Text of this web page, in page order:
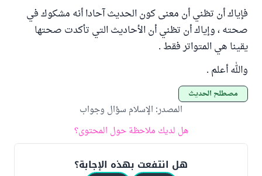
فإياك أن تظني أن معنى كون الحديث آحادا أنه مشكوك في
صحته ، وإياك أن تظني أن الأحاديث التي تأكدت صحتها
يقينا هي المتواتر فقط .
والله أعلم .
مصطلح الحديث
المصدر: الإسلام سؤال وجواب
هل لديك ملاحظة حول المحتوى؟
هل انتفعت بهذه الإجابة؟